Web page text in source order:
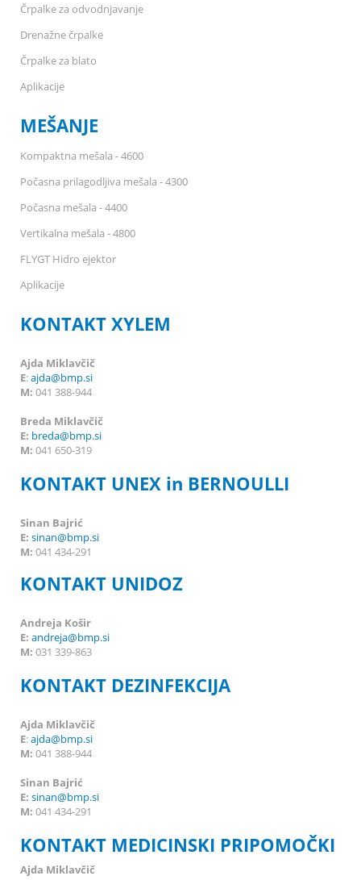
Črpalke za odvodnjavanje
Drenažne črpalke
Črpalke za blato
Aplikacije
MEŠANJE
Kompaktna mešala - 4600
Počasna prilagodljiva mešala - 4300
Počasna mešala - 4400
Vertikalna mešala - 4800
FLYGT Hidro ejektor
Aplikacije
KONTAKT XYLEM
Ajda Miklavčič
E:ajda@bmp.si
M: 041 388-944
Breda Miklavčič
E: breda@bmp.si
M: 041 650-319
KONTAKT UNEX in BERNOULLI
Sinan Bajrić
E: sinan@bmp.si
M: 041 434-291
KONTAKT UNIDOZ
Andreja Košir
E: andreja@bmp.si
M: 031 339-863
KONTAKT DEZINFEKCIJA
Ajda Miklavčič
E:ajda@bmp.si
M: 041 388-944
Sinan Bajrić
E: sinan@bmp.si
M: 041 434-291
KONTAKT MEDICINSKI PRIPOMOČKI
Ajda Miklavčič